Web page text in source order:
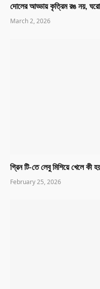
দোলের আড্ডায় কৃত্রিম রঙ নয়,
March 2, 2026
গ্রিন টি-তে লেবু মিশিয়ে খেলে কী
February 25, 2026